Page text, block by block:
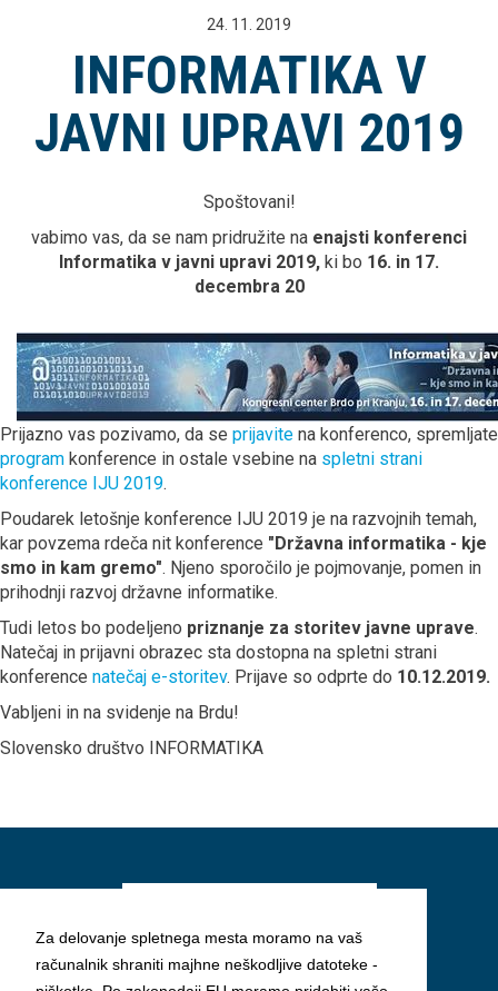
Za delovanje spletnega mesta moramo na vaš
računalnik shraniti majhne neškodljive datoteke -
24. 11. 2019
INFORMATIKA V
JAVNI UPRAVI 2019
Spoštovani!
vabimo vas, da se nam pridružite na enajsti konferenci
Informatika v javni upravi 2019, ki bo 16. in 17.
decembra 20
Prijazno vas pozivamo, da se prijavite na konferenco, spremljate
program konference in ostale vsebine na spletni strani
konference IJU 2019.
Poudarek letošnje konference IJU 2019 je na razvojnih temah,
kar povzema rdeča nit konference "Državna informatika - kje
smo in kam gremo". Njeno sporočilo je pojmovanje, pomen in
prihodnji razvoj državne informatike.
Tudi letos bo podeljeno priznanje za storitev javne uprave.
Natečaj in prijavni obrazec sta dostopna na spletni strani
konference natečaj e-storitev. Prijave so odprte do 10.12.2019.
Vabljeni in na svidenje na Brdu!
Slovensko društvo INFORMATIKA